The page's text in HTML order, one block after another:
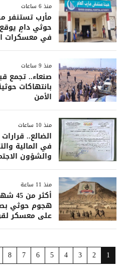
منذ 6 ساعات
مأرب تستنفر
حوثي دامٍ
في معسكرات
منذ 9 ساعات
صنعاء.. تجمع
بانتهاكات
الأمن
منذ 10 ساعات
الضالع..
في المالية
والشؤون
منذ 11 ساعة
هجوم حوثي
على معسكر
1
2
3
4
5
6
7
8